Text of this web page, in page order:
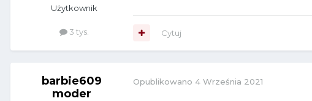
Użytkownik
3 tys. Cytuj
barbie609
moder
Opublikowano 4 Września 2021